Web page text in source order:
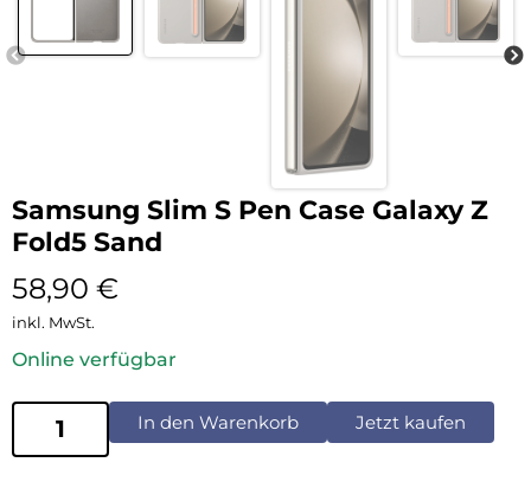
Samsung Slim S Pen Case Galaxy Z
Fold5 Sand
58,90 €
inkl. MwSt.
Online verfügbar
In den Warenkorb Jetzt kaufen